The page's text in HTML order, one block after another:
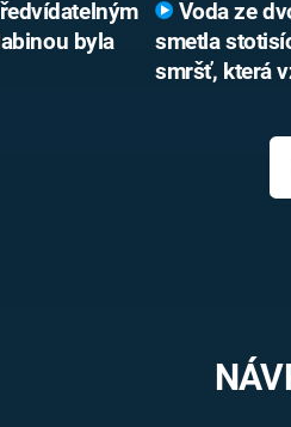
byla
Voda ze
smetla
smršť, která